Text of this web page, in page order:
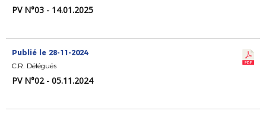
PV N°03 - 14.01.2025
Publié le 28-11-2024
C.R. Délégués
PV N°02 - 05.11.2024